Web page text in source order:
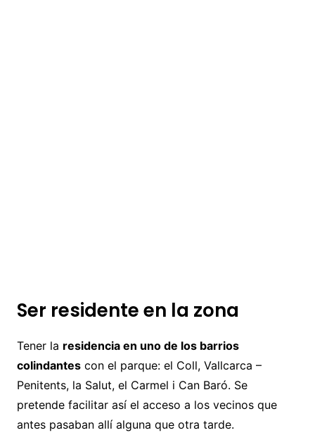
Ser residente en la zona
Tener la residencia en uno de los barrios
colindantescon el parque: el Coll, Vallcarca –
Penitents, la Salut, el Carmel i Can Baró. Se
pretende facilitar así el acceso a los vecinos que
antes pasaban allí alguna que otra tarde.